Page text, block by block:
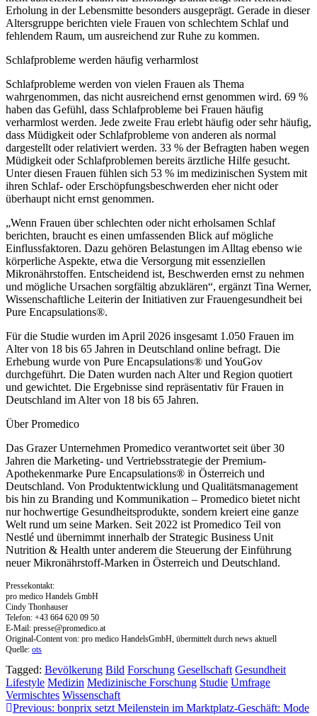
Erholung in der Lebensmitte besonders ausgeprägt. Gerade in dieser
Altersgruppe berichten viele Frauen von schlechtem Schlaf und
fehlendem Raum, um ausreichend zur Ruhe zu kommen.
Schlafprobleme werden häufig verharmlost
Schlafprobleme werden von vielen Frauen als Thema
wahrgenommen, das nicht ausreichend ernst genommen wird. 69 %
haben das Gefühl, dass Schlafprobleme bei Frauen häufig
verharmlost werden. Jede zweite Frau erlebt häufig oder sehr häufig,
dass Müdigkeit oder Schlafprobleme von anderen als normal
dargestellt oder relativiert werden. 33 % der Befragten haben wegen
Müdigkeit oder Schlafproblemen bereits ärztliche Hilfe gesucht.
Unter diesen Frauen fühlen sich 53 % im medizinischen System mit
ihren Schlaf- oder Erschöpfungsbeschwerden eher nicht oder
überhaupt nicht ernst genommen.
„Wenn Frauen über schlechten oder nicht erholsamen Schlaf
berichten, braucht es einen umfassenden Blick auf mögliche
Einflussfaktoren. Dazu gehören Belastungen im Alltag ebenso wie
körperliche Aspekte, etwa die Versorgung mit essenziellen
Mikronährstoffen. Entscheidend ist, Beschwerden ernst zu nehmen
und mögliche Ursachen sorgfältig abzuklären“, ergänzt Tina Werner,
Wissenschaftliche Leiterin der Initiativen zur Frauengesundheit bei
Pure Encapsulations®.
Für die Studie wurden im April 2026 insgesamt 1.050 Frauen im
Alter von 18 bis 65 Jahren in Deutschland online befragt. Die
Erhebung wurde von Pure Encapsulations® und YouGov
durchgeführt. Die Daten wurden nach Alter und Region quotiert
und gewichtet. Die Ergebnisse sind repräsentativ für Frauen in
Deutschland im Alter von 18 bis 65 Jahren.
Über Promedico
Das Grazer Unternehmen Promedico verantwortet seit über 30
Jahren die Marketing- und Vertriebsstrategie der Premium-
Apothekenmarke Pure Encapsulations® in Österreich und
Deutschland. Von Produktentwicklung und Qualitätsmanagement
bis hin zu Branding und Kommunikation – Promedico bietet nicht
nur hochwertige Gesundheitsprodukte, sondern kreiert eine ganze
Welt rund um seine Marken. Seit 2022 ist Promedico Teil von
Nestlé und übernimmt innerhalb der Strategic Business Unit
Nutrition & Health unter anderem die Steuerung der Einführung
neuer Mikronährstoff-Marken in Österreich und Deutschland.
Pressekontakt:
pro medico Handels GmbH
Cindy Thonhauser
Telefon: +43 664 620 09 50
E-Mail: presse@promedico.at
Original-Content von: pro medico HandelsGmbH, übermittelt durch news aktuell
Quelle: ots
Tagged: Bevölkerung Bild Forschung Gesellschaft Gesundheit
Lifestyle Medizin Medizinische Forschung Studie Umfrage
Vermischtes Wissenschaft
Beitragsnavigation
Previous: bonprix setzt Meilenstein im Marktplatz-Geschäft: Mode